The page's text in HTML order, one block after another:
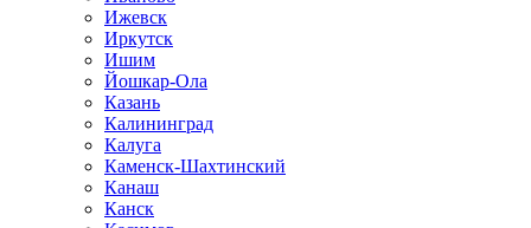
Ижевск
Иркутск
Ишим
Йошкар-Ола
Казань
Калининград
Калуга
Каменск-Шахтинский
Канаш
Канск